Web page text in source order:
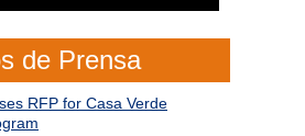
de Prensa
RFP for Casa Verde